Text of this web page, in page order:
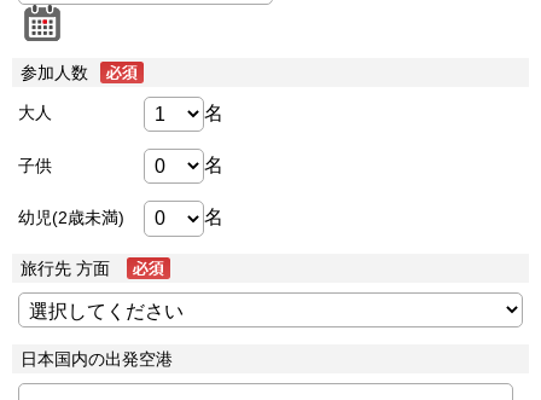
参加人数
大人 名
子供 名
幼児(2歳未満) 名
旅行先 方面
日本国内の出発空港